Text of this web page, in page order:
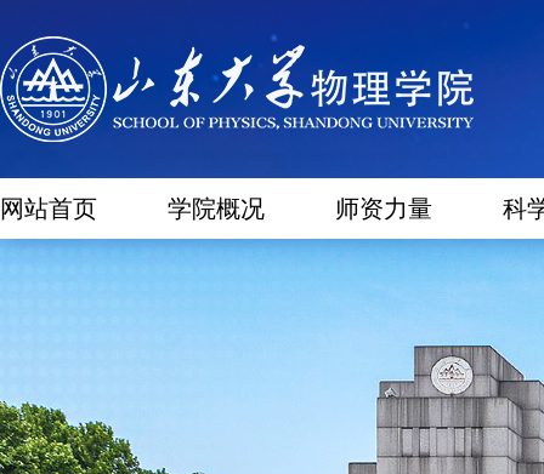
网站首页 学院概况 师资力量 科